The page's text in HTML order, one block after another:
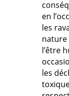
en
les
l’être
les